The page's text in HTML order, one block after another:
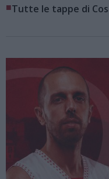
■Tutte le tappe di